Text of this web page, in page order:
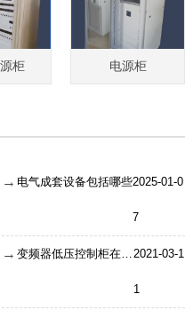
柜 电源柜
电气成套设备包括哪些2025-01-0
7
变频器低压控制柜在使用中要多观察，避免隐患！2021-03-1
1